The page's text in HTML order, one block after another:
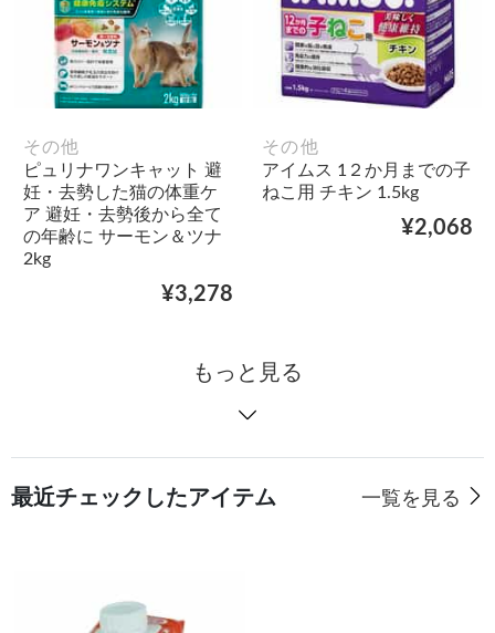
その他
ピュリナワンキャット 避
妊・去勢した猫の体重ケ
ア 避妊・去勢後から全て
の年齢に サーモン＆ツナ
2kg
¥3,278
その他
アイムス 1２か月までの子
ねこ用 チキン 1.5kg
¥2,068
もっと見る
最近チェックしたアイテム 一覧を見る